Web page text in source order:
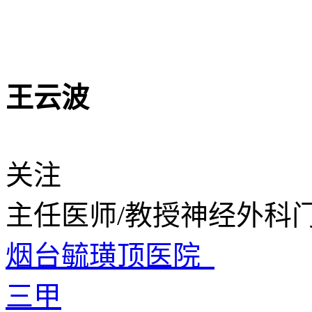
王云波
关注
主任医师/教授神经外科
烟台毓璜顶医院
三甲